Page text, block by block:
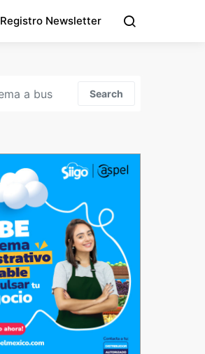
Registro Newsletter
Search